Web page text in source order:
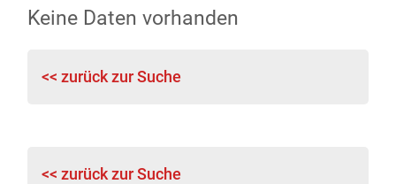
Keine Daten vorhanden
<< zurück zur Suche
<< zurück zur Suche